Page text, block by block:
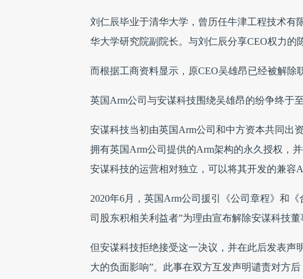
刘仁辰毕业于清华大学，曾历任牛津工程技术有
华大学研究院副院长。与刘仁辰分享CEO权力的
而根据工商资料显示，原CEO吴雄昂已经被解除
英国Arm公司与安谋科技围绕吴雄昂的纷争终于
安谋科技当初由英国Arm公司和中方资本共同出
拥有英国Arm公司提供的Arm架构的永久授权，
安谋科技的运营相对独立，可以将其开发的兼容
2020年6月，英国Arm公司援引《公司章程》和
司股东积相关利益者”为理由宣布解除安谋科技董
但安谋科技拒绝接受这一决议，并在此后发表声
大的负面影响”。此事在双方互发声明谴责对方后